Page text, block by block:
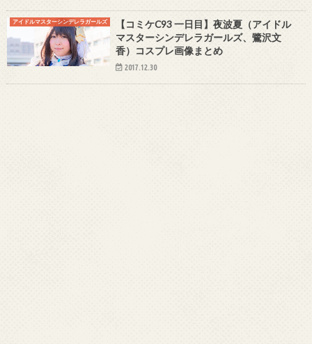
アイドルマスターシンデレラガールズ
【コミケC93 一日目】夜波夏（アイドル
マスターシンデレラガールズ、鷺沢文
香）コスプレ画像まとめ
2017.12.30